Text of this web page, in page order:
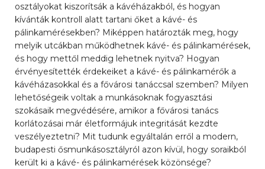
osztályokat kiszorítsák a kávéházakból, és hogyan
kívánták kontroll alatt tartani őket a kávé- és
pálinkamérésekben? Miképpen határozták meg, hogy
melyik utcákban működhetnek kávé- és pálinkamérések,
és hogy mettől meddig lehetnek nyitva? Hogyan
érvényesítették érdekeiket a kávé- és pálinkamérők a
kávéházasokkal és a fővárosi tanáccsal szemben? Milyen
lehetőségeik voltak a munkásoknak fogyasztási
szokásaik megvédésére, amikor a fővárosi tanács
korlátozásai már életformájuk integritását kezdte
veszélyeztetni? Mit tudunk egyáltalán erről a modern,
budapesti ősmunkásosztályról azon kívül, hogy soraikból
került ki a kávé- és pálinkamérések közönsége?